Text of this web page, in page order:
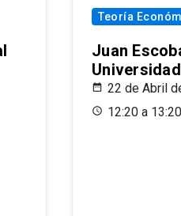
Teoría
Juan
22 de Abril
12:20 a 13:20